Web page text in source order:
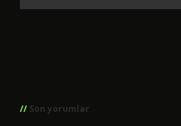
Son yorumlar